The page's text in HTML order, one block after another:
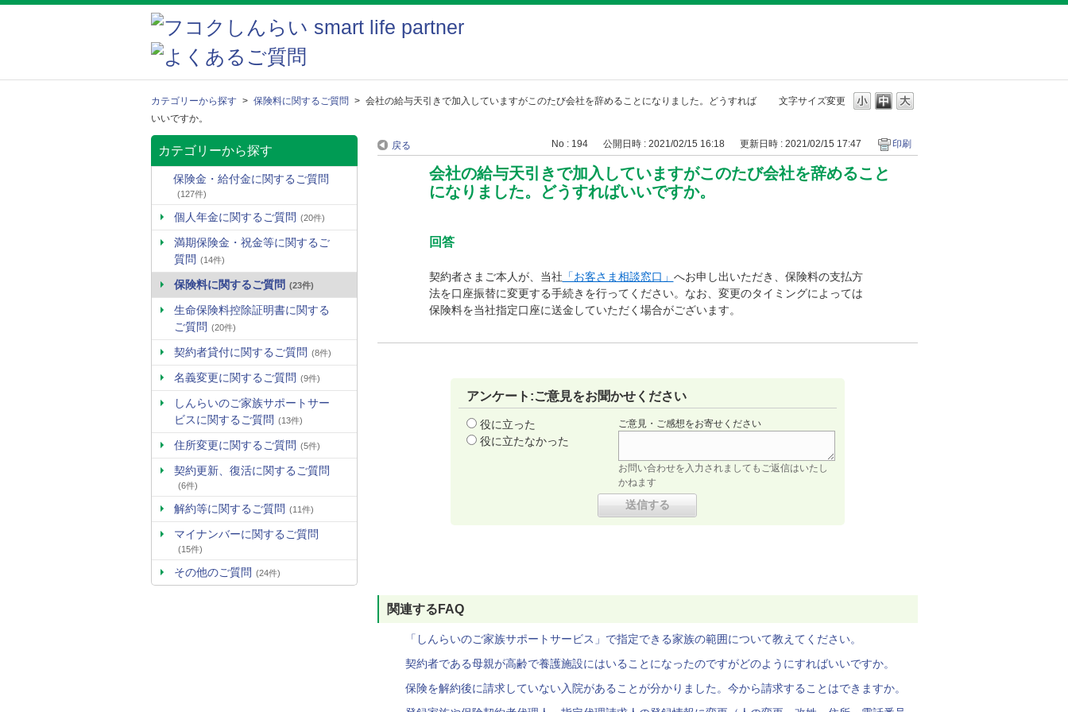
文字サイズ変更
カテゴリーから探す > 保険料に関するご質問 > 会社の給与天引きで加入していますがこのたび会社を辞めることになりました。どうすれば
いいですか。
カテゴリーから探す
保険金・給付金に関するご質問
(127件)
個人年金に関するご質問 (20件)
満期保険金・祝金等に関するご
質問 (14件)
保険料に関するご質問 (23件)
生命保険料控除証明書に関する
ご質問 (20件)
契約者貸付に関するご質問 (8件)
名義変更に関するご質問 (9件)
しんらいのご家族サポートサー
ビスに関するご質問 (13件)
住所変更に関するご質問 (5件)
契約更新、復活に関するご質問
(6件)
解約等に関するご質問 (11件)
マイナンバーに関するご質問
(15件)
その他のご質問 (24件)
戻る No : 194 公開日時 : 2021/02/15 16:18 更新日時 : 2021/02/15 17:47 印刷
会社の給与天引きで加入していますがこのたび会社を辞めること
になりました。どうすればいいですか。
回答
契約者さまご本人が、当社 「お客さま相談窓口」 へお申し出いただき、保険料の支払方
法を口座振替に変更する手続きを行ってください。なお、変更のタイミングによっては
保険料を当社指定口座に送金していただく場合がございます。
アンケート:ご意見をお聞かせください
役に立った
役に立たなかった
ご意見・ご感想をお寄せください
お問い合わせを入力されましてもご返信はいたし
かねます
関連するFAQ
「しんらいのご家族サポートサービス」で指定できる家族の範囲について教えてください。
契約者である母親が高齢で養護施設にはいることになったのですがどのようにすればいいですか。
保険を解約後に請求していない入院があることが分かりました。今から請求することはできますか。